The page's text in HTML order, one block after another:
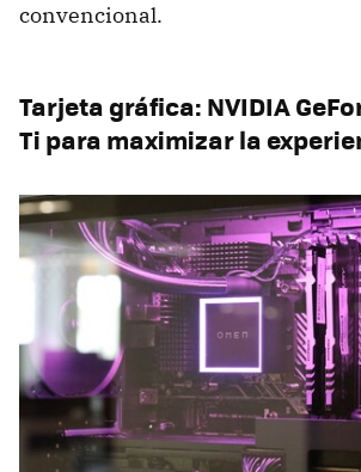
convencional.
Tarjeta gráfica: NVIDIA
Ti para maximizar la